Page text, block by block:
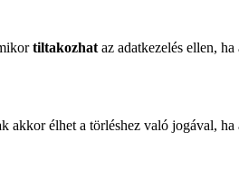
tiltakozhat az adatkezelés ellen,
élhet a törléshez való jogával,